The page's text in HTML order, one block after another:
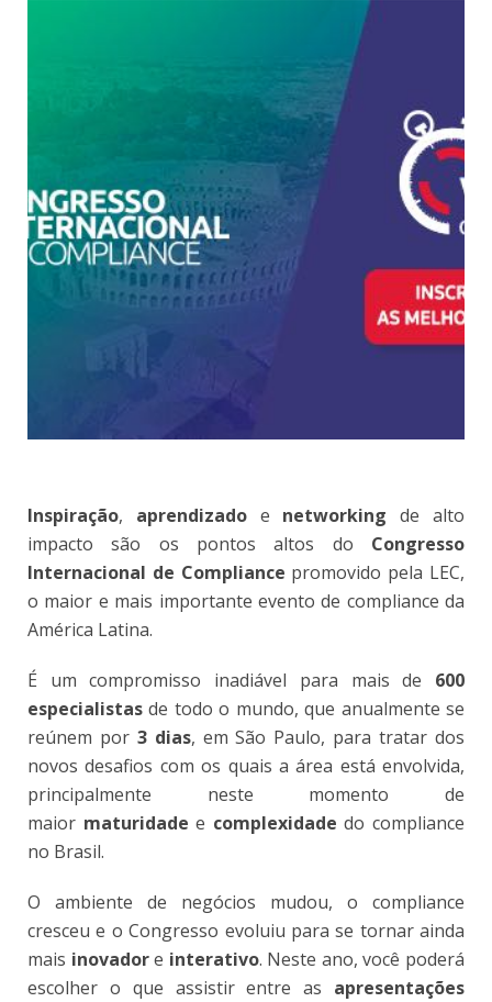
Inspiração, aprendizadoe networking de alto
impacto são os pontos altos do Congresso
Internacional de Compliance promovido pela LEC,
o maior e mais importante evento de compliance da
América Latina.
É um compromisso inadiável para mais de 600
especialistas de todo o mundo, que anualmente se
reúnem por 3 dias, em São Paulo, para tratar dos
novos desafios com os quais a área está envolvida,
principalmente neste momento de
maior maturidade e complexidade do compliance
no Brasil.
O ambiente de negócios mudou, o compliance
cresceu e o Congresso evoluiu para se tornar ainda
mais inovadore interativo. Neste ano, você poderá
escolher o que assistir entre as apresentações